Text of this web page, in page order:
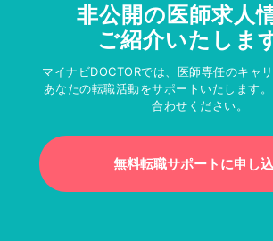
非公開の医師求人
ご紹介いたしま
マイナビDOCTORでは、医師専任のキャ
あなたの転職活動をサポートいたします
合わせください。
無料転職サポートに申し